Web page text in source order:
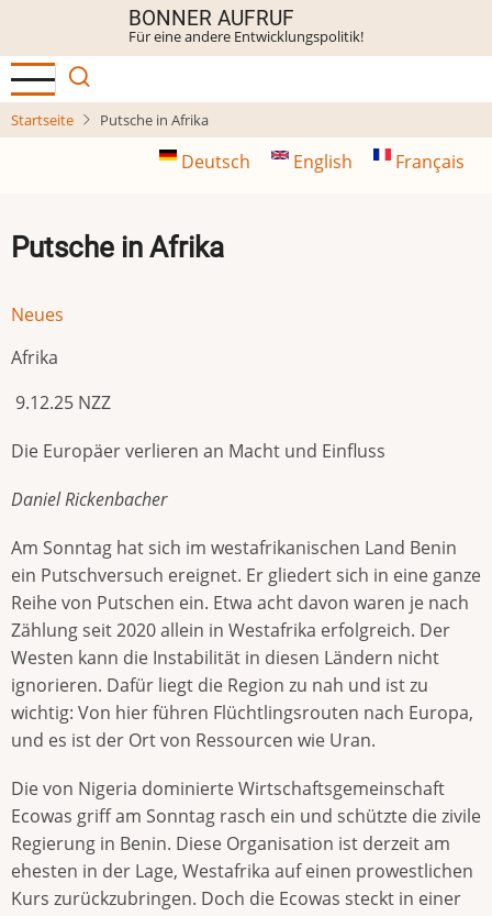
Inhalt
BONNER AUFRUF
Für eine andere Entwicklungspolitik!
Startseite Putsche in Afrika
Deutsch English Français
Putsche in Afrika
Neues
Afrika
9.12.25 NZZ
Die Europäer verlieren an Macht und Einfluss
Daniel Rickenbacher
Am Sonntag hat sich im westafrikanischen Land Benin
ein Putschversuch ereignet. Er gliedert sich in eine ganze
Reihe von Putschen ein. Etwa acht davon waren je nach
Zählung seit 2020 allein in Westafrika erfolgreich. Der
Westen kann die Instabilität in diesen Ländern nicht
ignorieren. Dafür liegt die Region zu nah und ist zu
wichtig: Von hier führen Flüchtlingsrouten nach Europa,
und es ist der Ort von Ressourcen wie Uran.
Die von Nigeria dominierte Wirtschaftsgemeinschaft
Ecowas griff am Sonntag rasch ein und schützte die zivile
Regierung in Benin. Diese Organisation ist derzeit am
ehesten in der Lage, Westafrika auf einen prowestlichen
Kurs zurückzubringen. Doch die Ecowas steckt in einer